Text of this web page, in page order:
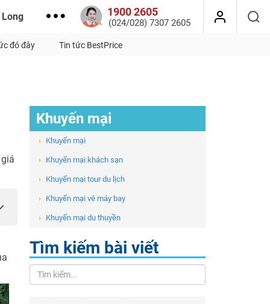
1900 2605
(024/028) 7307 2605
đó đây Tin tức BestPrice
Khuyến mại
› Khuyến mại
› Khuyến mại khách sạn
› Khuyến mại tour du lịch
› Khuyến mại vé máy bay
› Khuyến mại du thuyền
Tìm kiếm bài viết